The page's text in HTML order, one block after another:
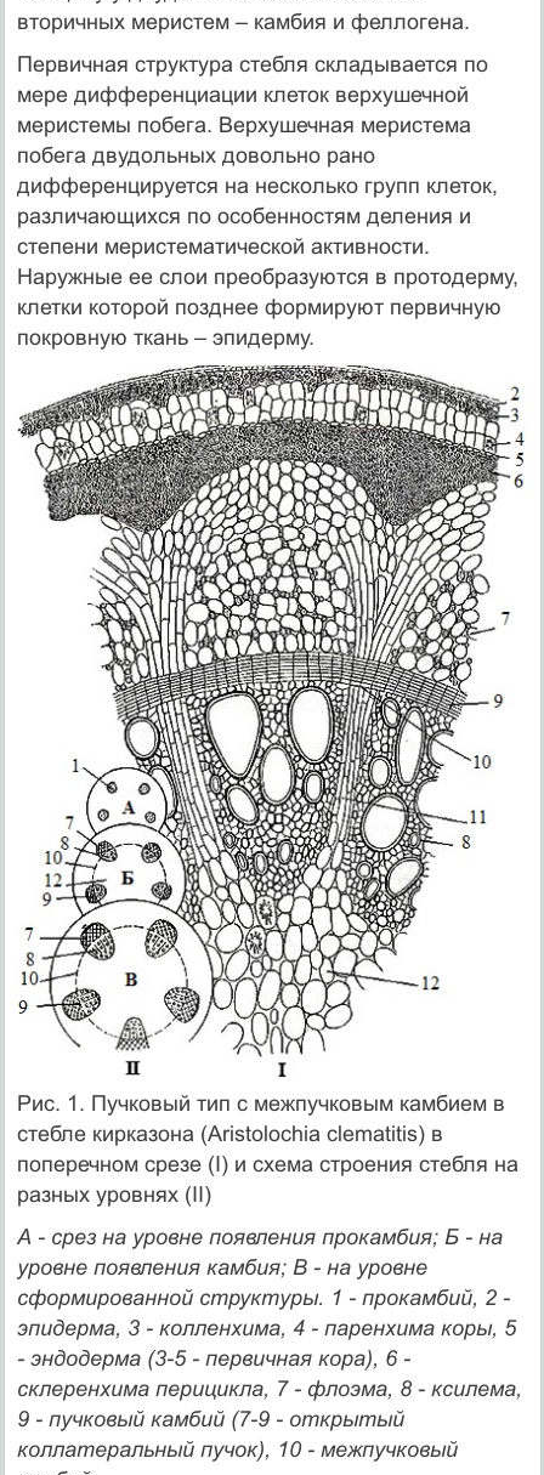
вторичных меристем – камбия и феллогена.
Первичная структура стебля складывается по
мере дифференциации клеток верхушечной
меристемы побега. Верхушечная меристема
побега двудольных довольно рано
дифференцируется на несколько групп клеток,
различающихся по особенностям деления и
степени меристематической активности.
Наружные ее слои преобразуются в протодерму,
клетки которой позднее формируют первичную
покровную ткань – эпидерму.
Рис. 1. Пучковый тип с межпучковым камбием в
стебле кирказона (Aristolochia clematitis) в
поперечном срезе (I) и схема строения стебля на
разных уровнях (II)
А - срез на уровне появления прокамбия; Б - на
уровне появления камбия; В - на уровне
сформированной структуры. 1 - прокамбий, 2 -
эпидерма, 3 - колленхима, 4 - паренхима коры, 5
- эндодерма (3-5 - первичная кора), 6 -
склеренхима перицикла, 7 - флоэма, 8 - ксилема,
9 - пучковый камбий (7-9 - открытый
коллатеральный пучок), 10 - межпучковый